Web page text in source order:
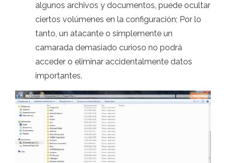
algunos archivos y documentos, puede ocultar
ciertos volúmenes en la configuración; Por lo
tanto, un atacante o simplemente un
camarada demasiado curioso no podrá
acceder o eliminar accidentalmente datos
importantes.